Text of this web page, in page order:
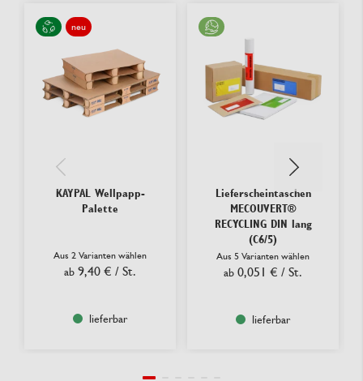
neu
KAYPAL Wellpapp-
Palette
Aus 2 Varianten wählen
ab 9,40 € / St.
lieferbar
Lieferscheintaschen
MECOUVERT®
RECYCLING DIN lang
(C6/5)
Aus 5 Varianten wählen
ab 0,051 € / St.
lieferbar